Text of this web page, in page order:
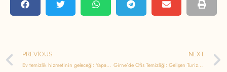
PREVIOUS
Ev temizlik hizmetinin geleceği: Yapay zekâ ve otomasyon temizliği nasıl dönüştürüyor
NEXT
Girne’de Ofis Temizliği: Gelişen Turizm Ekonomisinde İşletmeler İçin Profesyonel Temizlik